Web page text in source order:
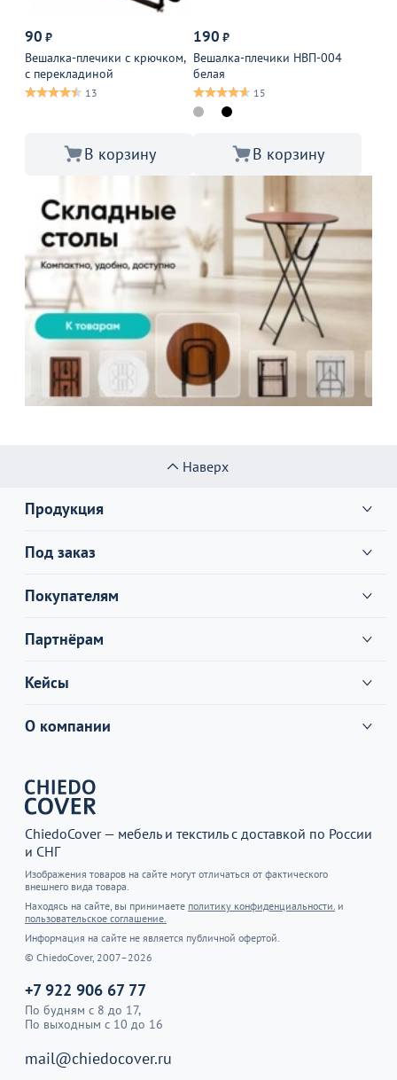
90 ₽
Вешалка-плечики с крючком,
с перекладиной
13
В корзину
190 ₽
Вешалка-плечики НВП-004
белая
15
В корзину
Наверх
Продукция
Под заказ
Покупателям
Партнёрам
Кейсы
О компании
ChiedoCover — мебель и текстиль с доставкой по России
и СНГ
Изображения товаров на сайте могут отличаться от фактического
внешнего вида товара.
Находясь на сайте, вы принимаете политику конфиденциальности. и
пользовательское соглашение.
Информация на сайте не является публичной офертой.
© ChiedoCover, 2007–2026
+7 922 906 67 77
По будням с 8 до 17,
По выходным с 10 до 16
mail@chiedocover.ru